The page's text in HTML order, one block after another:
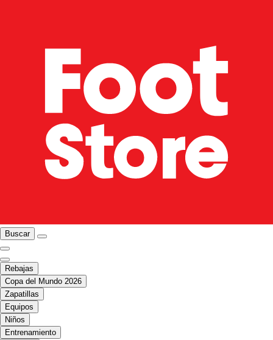
Buscar
Rebajas
Copa del Mundo 2026
Zapatillas
Equipos
Niños
Entrenamiento